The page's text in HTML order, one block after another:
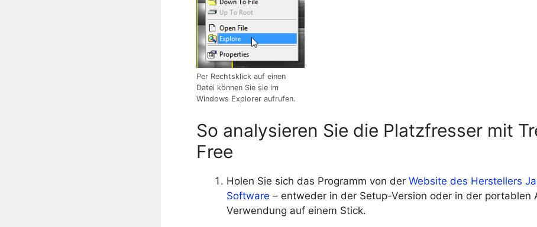
Per Rechtsklick auf einen
Datei können Sie sie im
Windows Explorer aufrufen.
So analysieren Sie die Platzfresser mit
Free
Holen Sie sich das Programm von der Website des Herstellers
Software – entweder in der Setup-Version oder in der portablen
Verwendung auf einem Stick.